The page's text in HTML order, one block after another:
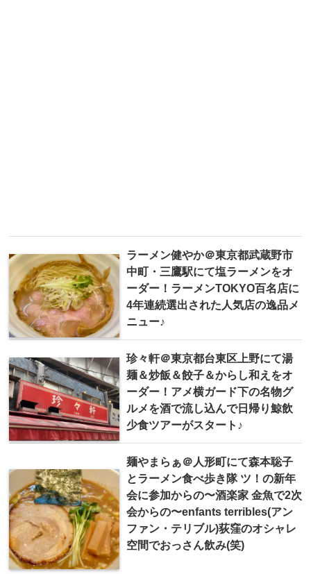
ラーメン健やか＠東京都武蔵野市
中町・三鷹駅にて塩ラーメンをオ
ーダー！ラーメンTOKYO百名店に
4年連続選出された人気店の逸品メ
ニュー♪
珍々軒＠東京都台東区上野にて湯
麺＆炒飯＆餃子＆からし和えをオ
ーダー！アメ横ガード下の名物グ
ルメを酒で流し込んで日帰り鯨飲
少食ツアーがスタート♪
麺やまらぁ＠人形町にて森本聡子
とラーメン食べ歩き隊 ツ！の新年
会に参加からの〜酒楽家 金魚で2次
会からの〜enfants terribles(アン
ファン・テリブル)荻窪のオシャレ
空間でおっさん飲み(笑)